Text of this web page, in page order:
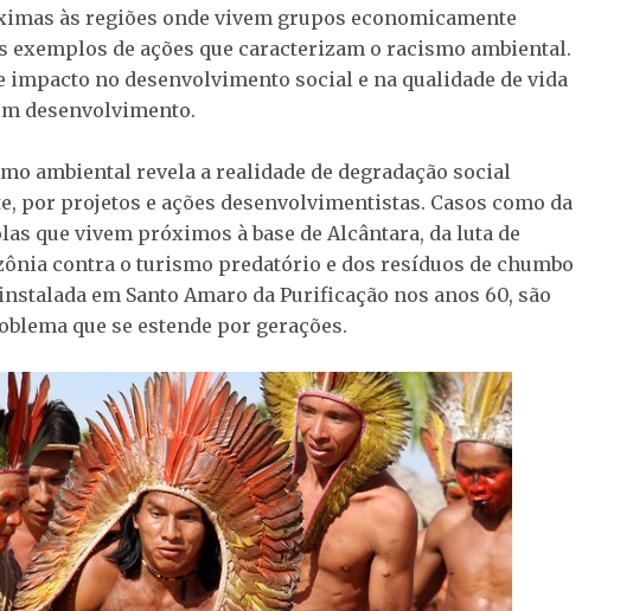
às regiões onde vivem grupos economicamente
exemplos de ações que caracterizam o racismo ambiental.
impacto no desenvolvimento social e na qualidade de vida
desenvolvimento.
ambiental revela a realidade de degradação social
por projetos e ações desenvolvimentistas. Casos como da
que vivem próximos à base de Alcântara, da luta de
contra o turismo predatório e dos resíduos de chumbo
em Santo Amaro da Purificação nos anos 60, são
que se estende por gerações.